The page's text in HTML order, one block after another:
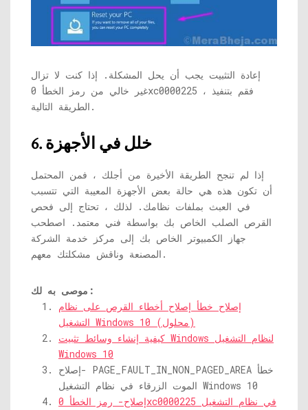
إعادة التثبيت يجب أن يحل المشكلة. إذا كنت لا تزال
غير خالي من رمز الخطأ 0xc0000225 ، فقم بتنفيذ
الطريقة التالية.
6. خلل في الأجهزة
إذا لم تنجح الطريقة الأخيرة من أجلك ، فمن المحتمل
أن تكون هذه هي حالة بعض الأجهزة المعيبة التي تتسبب
في العبث بملفات نظامك. لذلك ، تحتاج إلى فحص
القرص الصلب الخاص بك بواسطة فني معتمد. اصطحب
جهاز الكمبيوتر الخاص بك إلى مركز خدمة الشركة
المصنعة وناقش مشكلتك معهم.
موصى به لك:
إصلاح خطأ إصلاح أخطاء القرص على نظام
التشغيل Windows 10 (محلول)
كيفية إنشاء وسائط تثبيت Windows لنظام التشغيل
Windows 10
إصلاح- PAGE_FAULT_IN_NON_PAGED_AREA خطأ
الموت الزرقاء في نظام التشغيل Windows 10
إصلاح- رمز الخطأ 0xc0000225 في نظام التشغيل